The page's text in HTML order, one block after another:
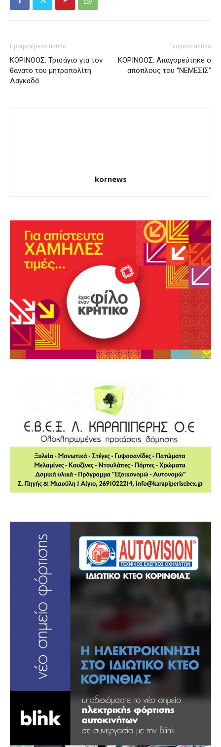
Προηγούμενο άρθρο
ΚΟΡΙΝΘΟΣ: Τρισάγιο για τον
θάνατο του μητροπολίτη
Λαγκαδά
Επόμενο άρθρο
ΚΟΡΙΝΘΟΣ: Απαγορεύτηκε ο
απόπλους του “ΝΕΜΕΣΙΣ”
kornews